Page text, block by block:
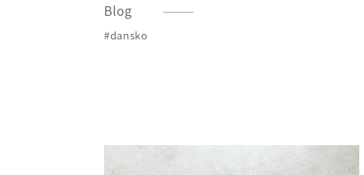
Blog
#dansko